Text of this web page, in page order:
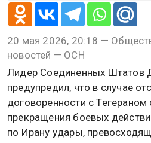
20 мая 2026, 20:18 —
новостей — ОСН
Лидер Соединенных Штатов
предупредил, что в случае
договоренности с Тегераном
прекращения боевых
по Ирану удары,